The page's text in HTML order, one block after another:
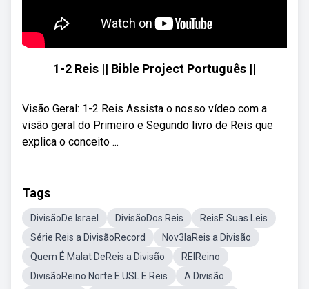
1-2 Reis || Bible Project Português ||
Visão Geral: 1-2 Reis Assista o nosso vídeo com a
visão geral do Primeiro e Segundo livro de Reis que
explica o conceito ...
Tags
DivisãoDe Israel DivisãoDos Reis
ReisE Suas Leis
Série Reis a DivisãoRecord
Nov3laReis a Divisão
Quem É Malat DeReis a Divisão
REIReino
DivisãoReino Norte E USL E Reis
A Divisão